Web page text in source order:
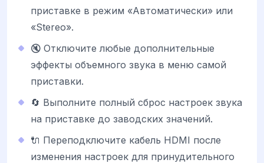
приставке в режим «Автоматически» или
«Stereo».
🔇 Отключите любые дополнительные
эффекты объемного звука в меню самой
приставки.
🔄 Выполните полный сброс настроек звука
на приставке до заводских значений.
🔌 Переподключите кабель HDMI после
изменения настроек для принудительного